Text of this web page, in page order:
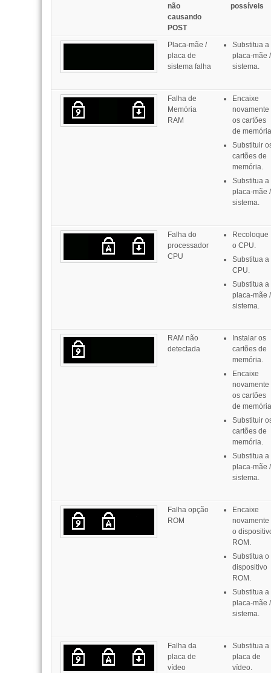
não
causando
POST
possíveis
Placa-mãe /
placa de
sistema falha
Substitua a
placa-mãe /
sistema.
Falha de
Memória
RAM
Encaixe
novamente
os cartões
de
Substituir
cartões de
memória.
Substitua a
placa-mãe /
sistema.
Falha do
processador
CPU
Recoloque
o CPU.
Substitua a
CPU.
Substitua a
placa-mãe /
sistema.
RAM não
detectada
Instalar os
cartões de
memória.
Encaixe
novamente
os cartões
de
Substituir
cartões de
memória.
Substitua a
placa-mãe /
sistema.
Falha opção
ROM
Encaixe
novamente
o
ROM.
Substitua o
dispositivo
ROM.
Substitua a
placa-mãe /
sistema.
Falha da
placa de
vídeo
Substitua a
placa de
vídeo.